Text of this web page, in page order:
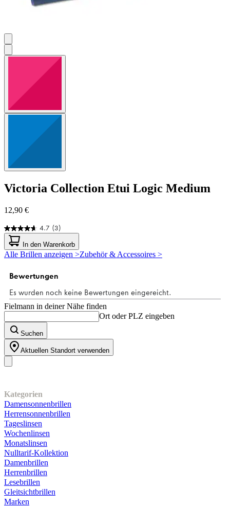
Victoria Collection Etui Logic Medium
12,90 €
4.7 (3)
4.7
von
5
Sternen.
Bewertungen
In den Warenkorb
Alle Brillen anzeigen >Zubehör & Accessoires >
Fielmann in deiner Nähe finden
Ort oder PLZ eingeben
Suchen
Aktuellen Standort verwenden
Kategorien
Damensonnenbrillen
Herrensonnenbrillen
Tageslinsen
Wochenlinsen
Monatslinsen
Nulltarif-Kollektion
Damenbrillen
Herrenbrillen
Lesebrillen
Gleitsichtbrillen
Marken